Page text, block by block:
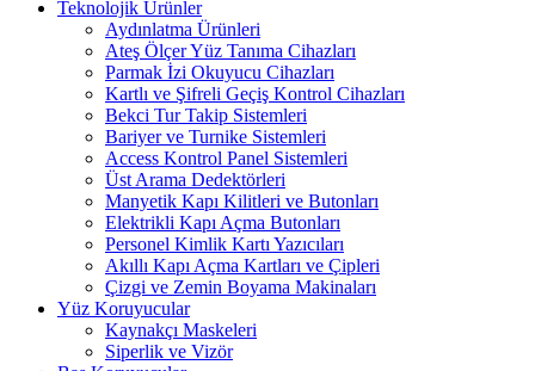
Teknolojik Ürünler
Aydınlatma Ürünleri
Ateş Ölçer Yüz Tanıma Cihazları
Parmak İzi Okuyucu Cihazları
Kartlı ve Şifreli Geçiş Kontrol Cihazları
Bekci Tur Takip Sistemleri
Bariyer ve Turnike Sistemleri
Access Kontrol Panel Sistemleri
Üst Arama Dedektörleri
Manyetik Kapı Kilitleri ve Butonları
Elektrikli Kapı Açma Butonları
Personel Kimlik Kartı Yazıcıları
Akıllı Kapı Açma Kartları ve Çipleri
Çizgi ve Zemin Boyama Makinaları
Yüz Koruyucular
Kaynakçı Maskeleri
Siperlik ve Vizör